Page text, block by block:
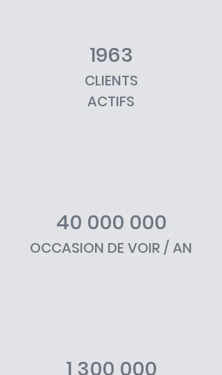
►
1963
CLIENTS
ACTIFS
40 000 000
OCCASION DE VOIR / AN
1 300 000